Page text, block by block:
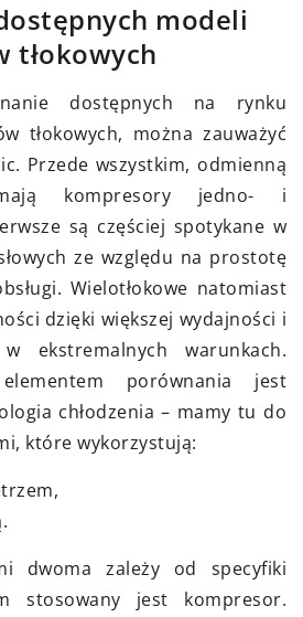
modeli
tłokowych
dostępnych na rynku
tłokowych, można zauważyć
Przede wszystkim, odmienną
kompresory jedno- i
są częściej spotykane w
ze względu na prostotę
Wielotłokowe natomiast
dzięki większej wydajności i
ekstremalnych warunkach.
porównania jest
chłodzenia – mamy tu do
które wykorzystują:
dwoma zależy od specyfiki
stosowany jest kompresor.